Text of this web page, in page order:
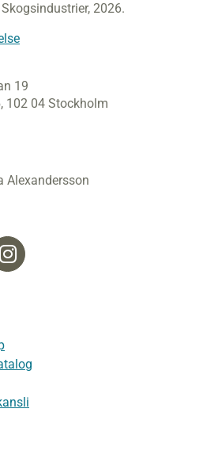
2026.
19
102 04 Stockholm
Alexandersson